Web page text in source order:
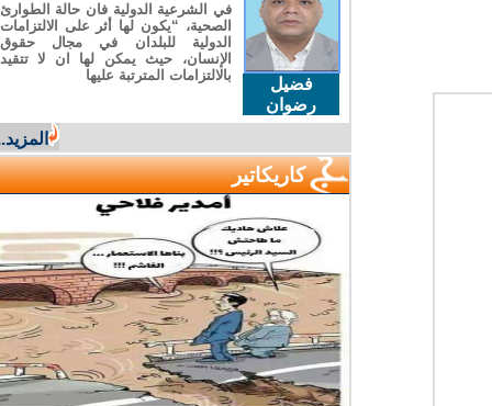
فضيل
رضوان
في الشرعية الدولية فان حالة الطوارئ
الصحية، “يكون لها أثر على الالتزامات
الدولية للبلدان في مجال حقوق
الإنسان، حيث يمكن لها ان لا تتقيد
بالالتزامات المترتبة عليها
المزيد...
كاريكاتير